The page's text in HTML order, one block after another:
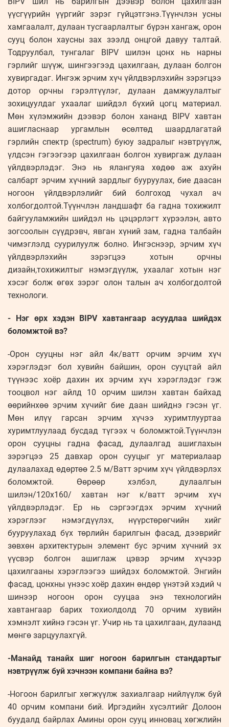
үүсгүүрийн үүргийг зэрэг гүйцэтгэнэ.Түүнчлэн усны
хамгаалалт, дулаан тусгаарлалтыг бүрэн хангаж, орон
сууц болон хаусны зах зээлд онцгой давуу талтай.
Тодруулбал, тунгалаг BIPV шилэн цонх нь нарны
гэрлийг шүүж, шингээгээд цахилгаан, дулаан болгон
хувиргадаг. Ингэж эрчим хүч үйлдвэрлэхийн зэрэгцээ
дотор орчны гэрэлтүүлэг, дулаан дамжуулалтыг
зохицуулдаг ухаалаг шийдэл бүхий цогц материал.
Мөн хүлэмжийн дээвэр болон хананд BIPV хавтан
ашигласнаар ургамлын өсөлтөд шаардлагатай
гэрлийн спектр (spectrum) буюу задралыг нэвтрүүлж,
үлдсэн гэгээгээр цахилгаан болгон хувиргаж дулаан
үйлдвэрлэдэг. Энэ нь ялангуяа хөдөө аж ахуйн
салбарт эрчим хүчний зардлыг бууруулах, бие даасан
ногоон үйлдвэрлэлийг бий болгоход чухал ач
холбогдолтой.Түүнчлэн ландшафт ба гадна тохижилт
байгууламжийн шийдэл нь цэцэрлэгт хүрээлэн, авто
зогсоолын сүүдрэвч, явган хүний зам, гадна талбайн
чимэглэлд суурилуулж болно. Ингэснээр, эрчим хүч
үйлдвэрлэхийн зэрэгцээ хотын орчны
дизайн,тохижилтыг нэмэгдүүлж, ухаалаг хотын нэг
хэсэг болж өгөх зэрэг олон талын ач холбогдолтой
технологи.
- Нэг өрх хэдэн BIPV хавтангаар асуудлаа шийдэх
боломжтой вэ?
-Орон сууцны нэг айл 4к/ватт орчим эрчим хүч
хэрэглэдэг бол хувийн байшин, орон сууцтай айл
түүнээс хоёр дахин их эрчим хүч хэрэглэдэг гэж
тооцвол нэг айлд 10 орчим шилэн хавтан байхад
өөрийнхөө эрчим хүчийг бие даан шийднэ гэсэн үг.
Мөн илүү гарсан эрчим хүчээ хуримтлууртаа
хуримтлуулаад бусдад түгээх ч боломжтой.Түүнчлэн
орон сууцны гадна фасад, дулаалгад ашиглахын
зэрэгцээ 25 давхар орон сууцыг уг материалаар
дулаалахад өдөртөө 2.5 м/Ватт эрчим хүч үйлдвэрлэх
боломжтой. Өөрөөр хэлбэл, дулаалгын
шилэн/120x160/ хавтан нэг к/ватт эрчим хүч
үйлдвэрлэдэг. Ер нь сэргээгдэх эрчим хүчний
хэрэглээг нэмэгдүүлэх, нүүрстөрөгчийн хийг
бууруулахад бүх төрлийн барилгын фасад, дээврийг
зөвхөн архитектурын элемент бус эрчим хүчний эх
үүсвэр болгон ашиглаж цэвэр эрчим хүчээр
цахилгааны хэрэглээгээ шийдэх боломжтой. Энгийн
фасад, цонхны үнээс хоёр дахин өндөр үнэтэй хэдий ч
шинээр ногоон орон сууцаа энэ технологийн
хавтангаар барих тохиолдолд 70 орчим хувийн
хэмнэлт хийнэ гэсэн үг. Учир нь та цахилгаан, дулаанд
мөнгө зарцуулахгүй.
-Манайд танайх шиг ногоон барилгын стандартыг
нэвтрүүлж буй хэчнээн компани байна вэ?
-Ногоон барилгыг хөгжүүлж захиалгаар нийлүүлж буй
40 орчим компани бий. Иргэдийн хүсэлтийг Долоон
буудалд байрлах Амины орон сууц инновац хөгжлийн